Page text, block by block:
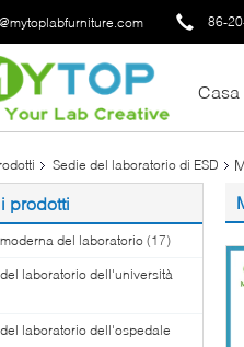
86-
Casa
Sedie del laboratorio di ESD
prodotti
del laboratorio (17)
laboratorio dell'università
laboratorio dell'ospedale